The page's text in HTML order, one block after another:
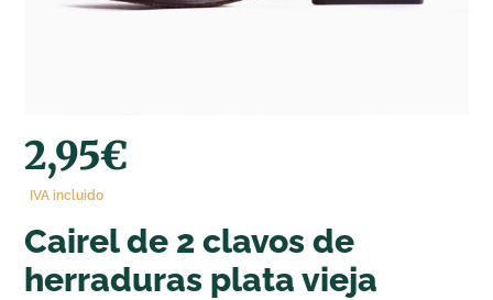
2,95€
IVA incluido
cairel de 2 clavos de
herraduras plata vieja